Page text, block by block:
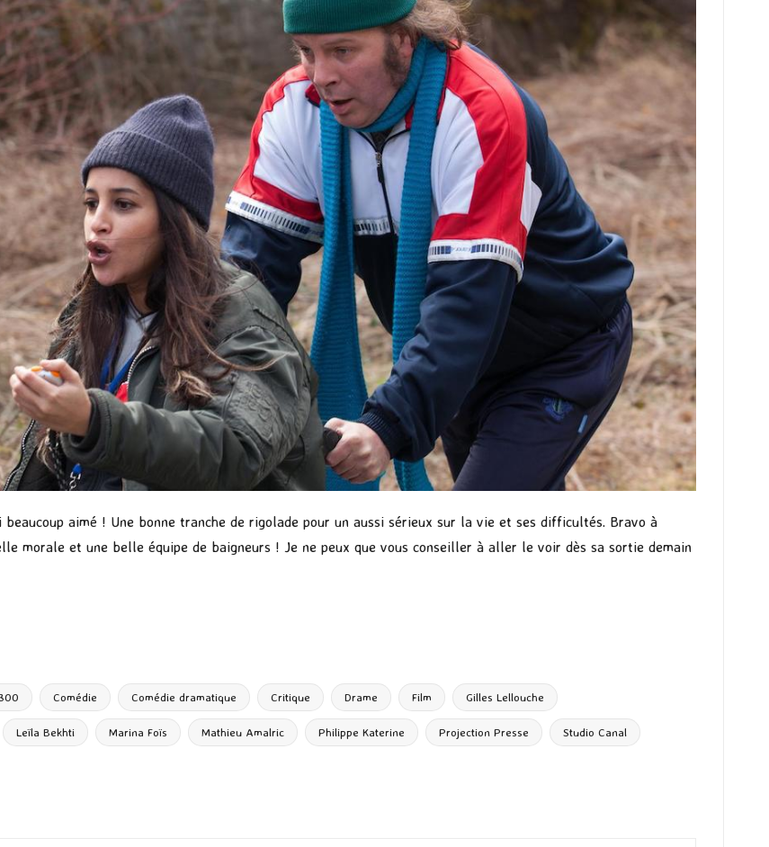
beaucoup aimé ! Une bonne tranche de rigolade pour un aussi sérieux sur la vie et ses difficultés. Bravo à
morale et une belle équipe de baigneurs ! Je ne peux que vous conseiller à aller le voir dès sa sortie demain
Comédie Comédie dramatique Critique Drame Film Gilles Lellouche
Leïla Bekhti Marina Foïs Mathieu Amalric Philippe Katerine Projection Presse Studio Canal